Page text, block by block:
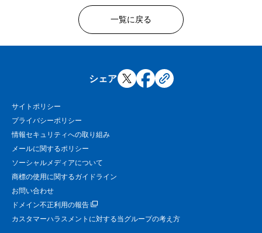
一覧に戻る
シェア
サイトポリシー
プライバシーポリシー
情報セキュリティへの取り組み
メールに関するポリシー
ソーシャルメディアについて
商標の使用に関するガイドライン
お問い合わせ
ドメイン不正利用の報告
カスタマーハラスメントに対する当グループの考え方